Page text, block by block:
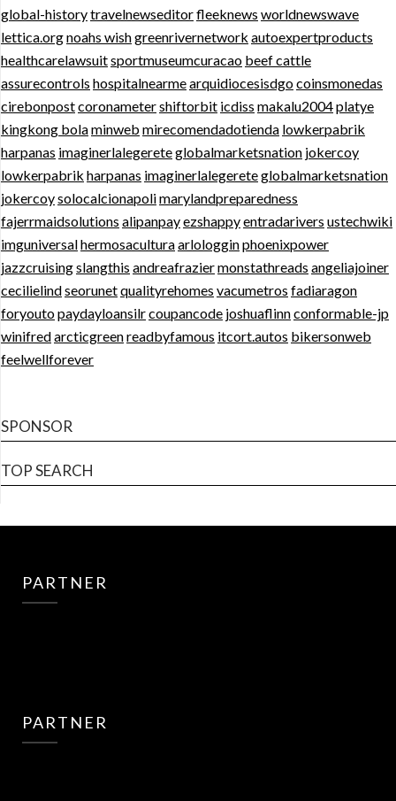
global-historytravelnewseditorfleeknews worldnewswave
lettica.orgnoahs wishgreenrivernetwork autoexpertproducts
healthcarelawsuitsportmuseumcuracao beef cattle
assurecontrols hospitalnearmearquidiocesisdgocoinsmonedas
cirebonpostcoronametershiftorbit icdiss makalu2004platye
kingkong bolaminweb mirecomendadotienda lowkerpabrik
harpanas imaginerlalegereteglobalmarketsnation jokercoy
lowkerpabrik harpanas imaginerlalegereteglobalmarketsnation
jokercoysolocalcionapolimarylandpreparedness
fajerrmaidsolutions alipanpayezshappyentradarivers ustechwiki
imguniversalhermosaculturaarlologginphoenixpower
jazzcruisingslangthis andreafraziermonstathreads angeliajoiner
cecilielindseorunetqualityrehomes vacumetros fadiaragon
foryoutopaydayloansilrcoupancode joshuaflinnconformable-jp
winifredarcticgreenreadbyfamous itcort.autos bikersonweb
feelwellforever
SPONSOR
TOP SEARCH
PARTNER
PARTNER